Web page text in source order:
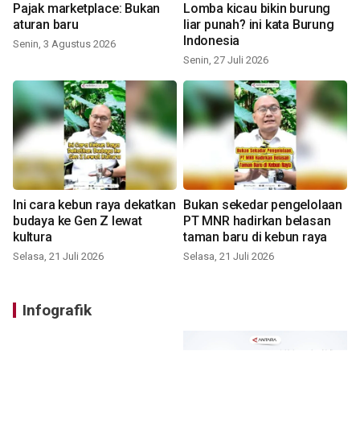
Pajak marketplace: Bukan
aturan baru
Senin, 3 Agustus 2026
Lomba kicau bikin burung
liar punah? ini kata Burung
Indonesia
Senin, 27 Juli 2026
Ini cara kebun raya dekatkan
budaya ke Gen Z lewat
kultura
Selasa, 21 Juli 2026
Bukan sekedar pengelolaan
PT MNR hadirkan belasan
taman baru di kebun raya
Selasa, 21 Juli 2026
Infografik